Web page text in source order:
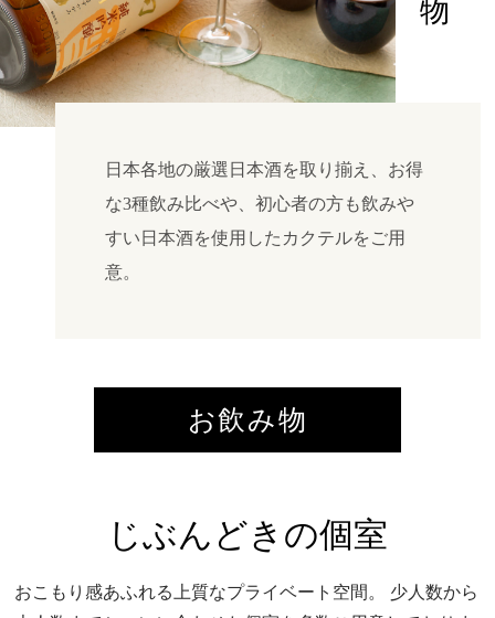
日本各地の厳選日本酒を取り揃え、お得
な3種飲み比べや、初心者の方も飲みや
すい日本酒を使用したカクテルをご用
意。
お飲み物
じぶんどきの個室
おこもり感あふれる上質なプライベート空間。
少人数から